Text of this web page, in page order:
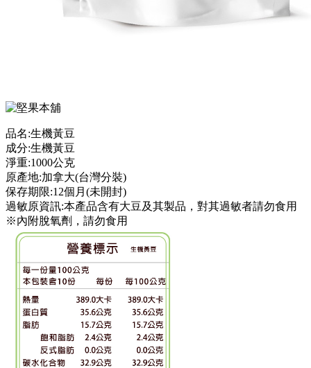
品名:生機黃豆
成分:生機黃豆
淨重:1000公克
原產地:加拿大(台灣分裝)
保存期限:12個月(未開封)
過敏原資訊:本產品含有大豆及其製品，對其過敏者請勿食用
※內附脫氧劑，請勿食用